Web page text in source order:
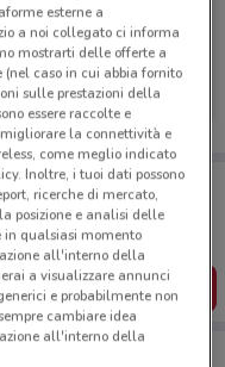
con te!
dei negozi vicino a te,
risparmio, comodamente
L’APP
esterne a
a noi collegato ci informa
mostrarti delle offerte a
caso in cui abbia fornito
sulle prestazioni della
essere raccolte e
migliorare la connettività e
come meglio indicato
Inoltre, i tuoi dati possono
ricerche di mercato,
posizione e analisi delle
in qualsiasi momento
all'interno della
a visualizzare annunci
e probabilmente non
cambiare idea
all'interno della